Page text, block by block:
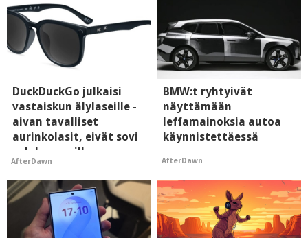
DuckDuckGo julkaisi
vastaiskun älylaseille -
aivan tavalliset
aurinkolasit, eivät sovi
salakuvaaville
hyypiöille
AfterDawn
BMW:t ryhtyivät
näyttämään
leffamainoksia autoa
käynnistettäessä
AfterDawn